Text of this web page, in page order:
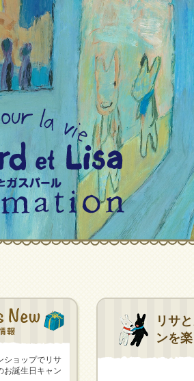
ショップでリサ
お誕生日キャン
リサ
ンを